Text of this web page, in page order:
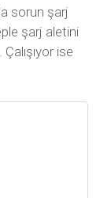
sorun şarj
şarj aletini
ise